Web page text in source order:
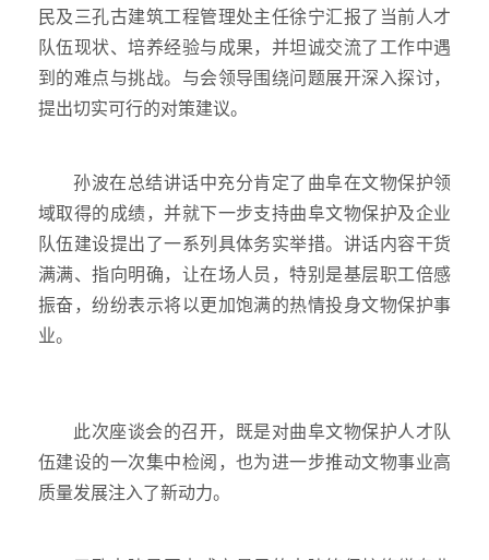
民及三孔古建筑工程管理处主任徐宁汇报了当前人才
队伍现状、培养经验与成果，并坦诚交流了工作中遇
到的难点与挑战。与会领导围绕问题展开深入探讨，
提出切实可行的对策建议。
孙波在总结讲话中充分肯定了曲阜在文物保护领
域取得的成绩，并就下一步支持曲阜文物保护及企业
队伍建设提出了一系列具体务实举措。讲话内容干货
满满、指向明确，让在场人员，特别是基层职工倍感
振奋，纷纷表示将以更加饱满的热情投身文物保护事
业。
此次座谈会的召开，既是对曲阜文物保护人才队
伍建设的一次集中检阅，也为进一步推动文物事业高
质量发展注入了新动力。